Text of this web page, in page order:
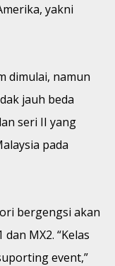
yakni
dimulai, namun
jauh beda
seri II yang
pada
bergengsi akan
MX2. “Kelas
event,”